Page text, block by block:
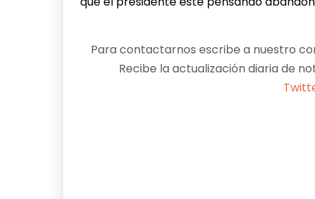
Para contactarnos escribe a nuestro
Recibe la actualización diaria de